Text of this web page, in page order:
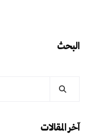
البحث
آخر المقالات